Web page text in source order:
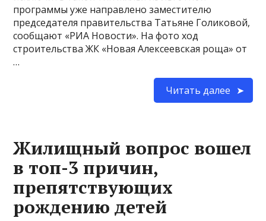
программы уже направлено заместителю
председателя правительства Татьяне Голиковой,
сообщают «РИА Новости». На фото ход
строительства ЖК «Новая Алексеевская роща» от
…
Читать далее
Жилищный вопрос вошел
в топ-3 причин,
препятствующих
рождению детей